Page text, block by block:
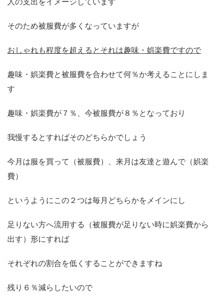
そのため被服費が多くなっていますが
おしゃれも程度を超えるとそれは趣味・娯楽費ですので
趣味・娯楽費と被服費を合わせて何％か考えることにしま
す
趣味・娯楽費が７％、今被服費が８％となっており
我慢するとすればそのどちらかでしょう
今月は服を買って（被服費）、来月は友達と遊んで（娯楽
費）
というようにこの２つは毎月どちらかをメインにし
足りない方へ流用する（被服費が足りない時に娯楽費から
出す）形にすれば
それぞれの割合を低くすることができますね
残り６％減らしたいので